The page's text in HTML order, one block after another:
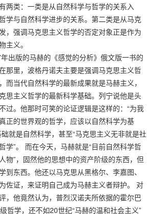
两类：一类是从自然科学与哲学的关系入
学与自然科学进步的关系。第二类是从马克
，强调马克思主义哲学的否定对象正是作为
主义。
出版的马赫的《感觉的分析》俄文版一书的
那里，波格丹诺夫主要是强调马克思主义哲
而当代自然科学的最新成果就是马赫主义，
思主义哲学的最新科学基础。列宁说他是头
过。他那时可笑的论证逻辑是这样的：“为我
正的世界观的哲学，应该以自然科学为基
就是自然科学，甚至“马克思主义无非就是社
学”。 而在今天，马赫就是“目前自然科学哲
物”，固然他的思想中的资产阶级的东西，但
到东西。他还以马克思从黑格尔、李嘉图、
佐证，来证明自己成为马赫主义者辩护。 对
，他竟然认为，普烈汉诺夫所依据的霍尔巴
哲学，还不如20世纪“马赫的温和社会主义”